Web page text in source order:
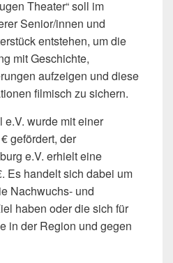
Theater“ soll im
Senior/innen und
entstehen, um die
mit Geschichte,
aufzeigen und diese
filmisch zu sichern.
wurde mit einer
gefördert, der
e.V. erhielt eine
Es handelt sich dabei um
Nachwuchs- und
haben oder die sich für
in der Region und gegen